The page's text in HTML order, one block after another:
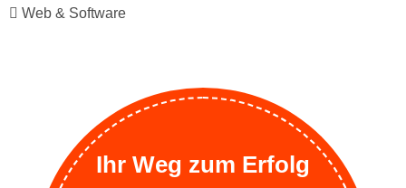
Web & Software
Ihr Weg zum Erfolg